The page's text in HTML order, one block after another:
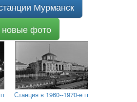
Мурманск
новые фото
Станция в 1960--1970-е гг